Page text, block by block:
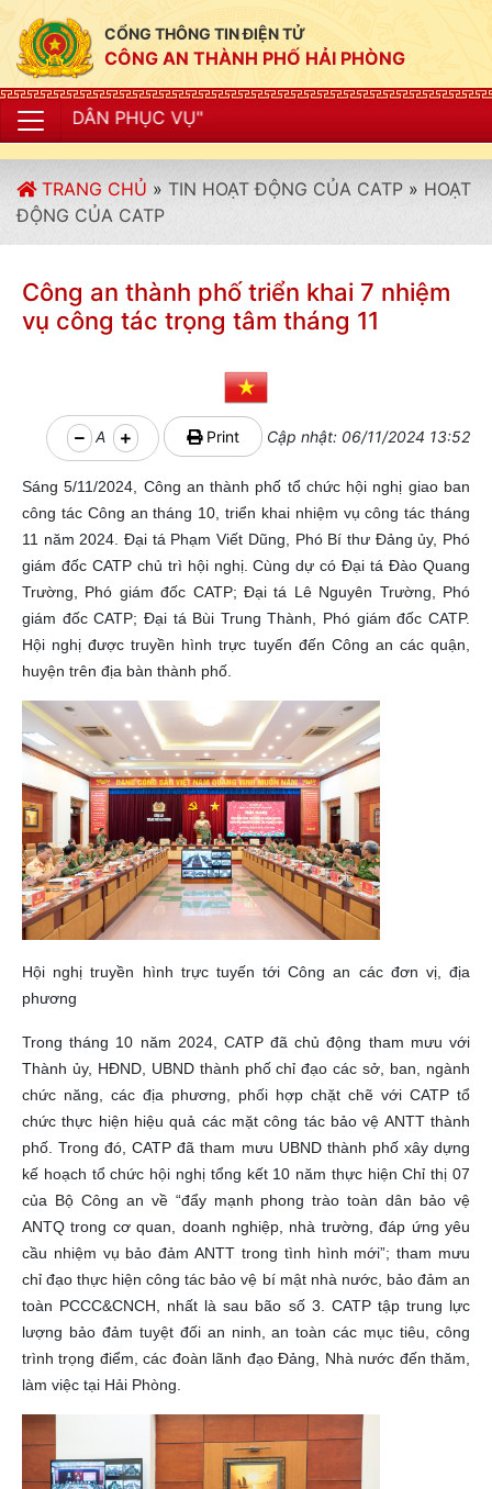
CỔNG THÔNG TIN ĐIỆN TỬ
CÔNG AN THÀNH PHỐ HẢI PHÒNG
TRANG CHỦ » TIN HOẠT ĐỘNG CỦA CATP » HOẠT
ĐỘNG CỦA CATP
Công an thành phố triển khai 7 nhiệm
vụ công tác trọng tâm tháng 11
A Print Cập nhật: 06/11/2024 13:52
Sáng 5/11/2024, Công an thành phố tổ chức hội nghị giao ban
công tác Công an tháng 10, triển khai nhiệm vụ công tác tháng
11 năm 2024. Đại tá Phạm Viết Dũng, Phó Bí thư Đảng ủy, Phó
giám đốc CATP chủ trì hội nghị. Cùng dự có Đại tá Đào Quang
Trường, Phó giám đốc CATP; Đại tá Lê Nguyên Trường, Phó
giám đốc CATP; Đại tá Bùi Trung Thành, Phó giám đốc CATP.
Hội nghị được truyền hình trực tuyến đến Công an các quận,
huyện trên địa bàn thành phố.
Hội nghị truyền hình trực tuyến tới Công an các đơn vị, địa
phương
Trong tháng 10 năm 2024, CATP đã chủ động tham mưu với
Thành ủy, HĐND, UBND thành phố chỉ đạo các sở, ban, ngành
chức năng, các địa phương, phối hợp chặt chẽ với CATP tổ
chức thực hiện hiệu quả các mặt công tác bảo vệ ANTT thành
phố. Trong đó, CATP đã tham mưu UBND thành phố xây dựng
kế hoạch tổ chức hội nghị tổng kết 10 năm thực hiện Chỉ thị 07
của Bộ Công an về “đẩy mạnh phong trào toàn dân bảo vệ
ANTQ trong cơ quan, doanh nghiệp, nhà trường, đáp ứng yêu
cầu nhiệm vụ bảo đảm ANTT trong tình hình mới”; tham mưu
chỉ đạo thực hiện công tác bảo vệ bí mật nhà nước, bảo đảm an
toàn PCCC&CNCH, nhất là sau bão số 3. CATP tập trung lực
lượng bảo đảm tuyệt đối an ninh, an toàn các mục tiêu, công
trình trọng điểm, các đoàn lãnh đạo Đảng, Nhà nước đến thăm,
làm việc tại Hải Phòng.